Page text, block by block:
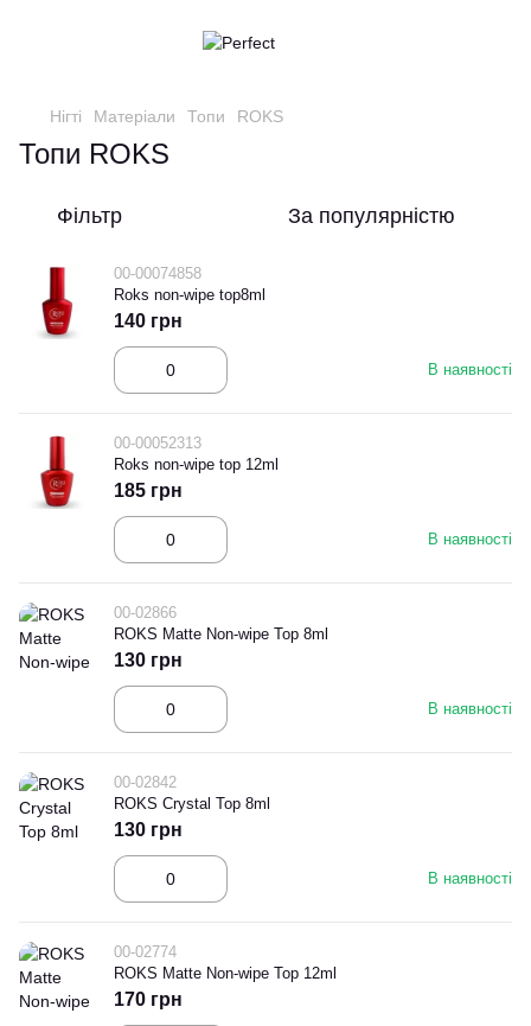
Нігті Матеріали Топи ROKS
Топи ROKS
Фільтр За популярністю
00-00074858
Roks non-wipe top8ml
В наявності
140 грн
00-00052313
Roks non-wipe top 12ml
В наявності
185 грн
00-02866
ROKS Matte Non-wipe Top 8ml
В наявності
130 грн
00-02842
ROKS Crystal Top 8ml
В наявності
130 грн
00-02774
ROKS Matte Non-wipe Top 12ml
170 грн